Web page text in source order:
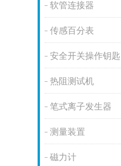
软管连接器
传感百分表
安全开关操作钥匙
热阻测试机
笔式离子发生器
测量装置
磁力计